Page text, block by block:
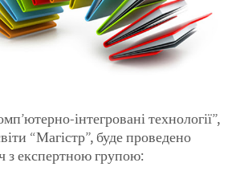
інтегровані технології”,
“Магістр”, буде проведено
з експертною групою: